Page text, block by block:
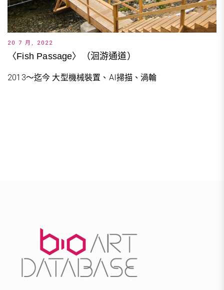
20 7 月, 2022
〈Fish Passage〉（洄游通道）
2013～迄今 大型機械裝置、AI掃描、渦輪